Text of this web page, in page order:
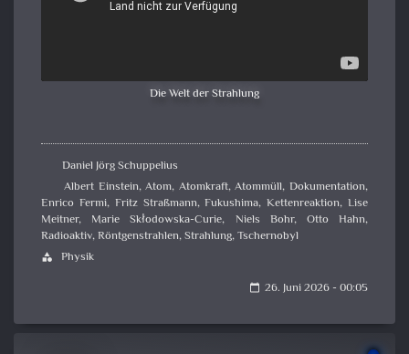
Die Welt der Strahlung
Daniel Jörg Schuppelius
Albert Einstein,Atom, Atomkraft,Atommüll,Dokumentation,
Enrico Fermi, Fritz Straßmann,Fukushima,Kettenreaktion,Lise
Meitner, Marie Skłodowska-Curie, Niels Bohr, Otto Hahn,
Radioaktiv,Röntgenstrahlen,Strahlung,Tschernobyl
category Physik
calendar_today 26. Juni 2026 - 00:05